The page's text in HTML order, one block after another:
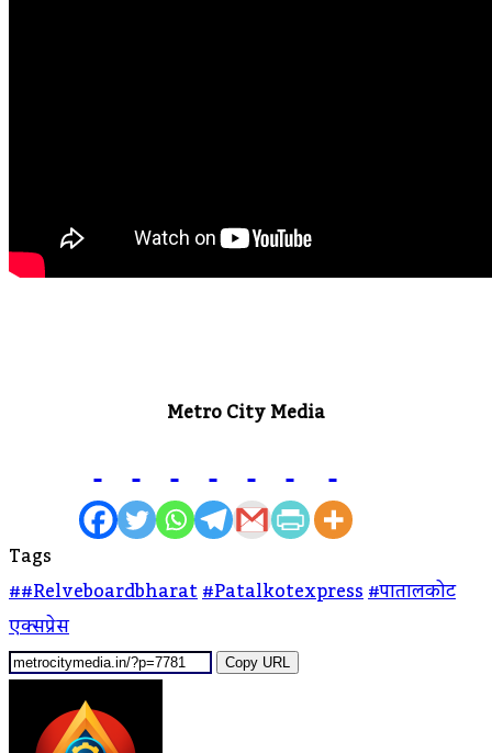
Metro City Media
Tags
##relveboardbharat#patalkotexpress#पातालकोट
एक्सप्रेस
Copy URL